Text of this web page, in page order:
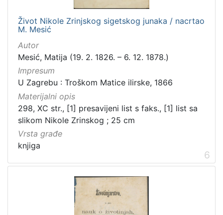
Život Nikole Zrinjskog sigetskog junaka / nacrtao
M. Mesić
Autor
Mesić, Matija (19. 2. 1826. – 6. 12. 1878.)
Impresum
U Zagrebu : Troškom Matice ilirske, 1866
Materijalni opis
298, XC str., [1] presavijeni list s faks., [1] list sa
slikom Nikole Zrinskog ; 25 cm
Vrsta građe
knjiga
6